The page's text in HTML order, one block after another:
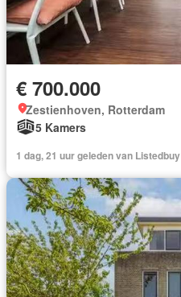
€ 700.000
Zestienhoven, Rotterdam
5 Kamers
1 dag, 21 uur geleden van Listedbuy